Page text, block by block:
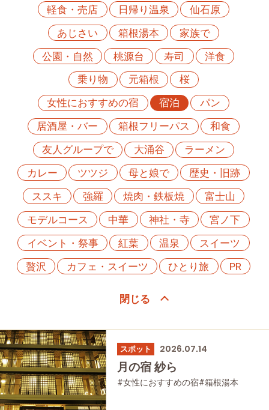
軽食・売店
日帰り温泉
仙石原
あじさい
箱根湯本
家族で
公園・自然
桃源台 寿司
洋食
乗り物
元箱根
桜
女性におすすめの宿
宿泊
パン
居酒屋・バー
箱根フリーパス
和食
友人グループで
大涌谷
ラーメン
カレー
ツツジ 母と娘で
歴史・旧跡
ススキ
強羅 焼肉・鉄板焼
富士山
モデルコース
中華 神社・寺
宮ノ下
イベント・祭事
紅葉 温泉
スイーツ
贅沢
カフェ・スイーツ ひとり旅 PR
スポット 2026.07.14
月の宿 紗ら
#女性におすすめの宿#箱根湯本